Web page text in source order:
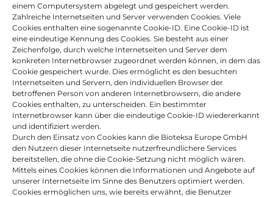
einem Computersystem abgelegt und gespeichert werden.
Zahlreiche Internetseiten und Server verwenden Cookies. Viele
Cookies enthalten eine sogenannte Cookie-ID. Eine Cookie-ID ist
eine eindeutige Kennung des Cookies. Sie besteht aus einer
Zeichenfolge, durch welche Internetseiten und Server dem
konkreten Internetbrowser zugeordnet werden können, in dem das
Cookie gespeichert wurde. Dies ermöglicht es den besuchten
Internetseiten und Servern, den individuellen Browser der
betroffenen Person von anderen Internetbrowsern, die andere
Cookies enthalten, zu unterscheiden. Ein bestimmter
Internetbrowser kann über die eindeutige Cookie-ID wiedererkannt
und identifiziert werden.
Durch den Einsatz von Cookies kann die Bioteksa Europe GmbH
den Nutzern dieser Internetseite nutzerfreundlichere Services
bereitstellen, die ohne die Cookie-Setzung nicht möglich wären.
Mittels eines Cookies können die Informationen und Angebote auf
unserer Internetseite im Sinne des Benutzers optimiert werden.
Cookies ermöglichen uns, wie bereits erwähnt, die Benutzer